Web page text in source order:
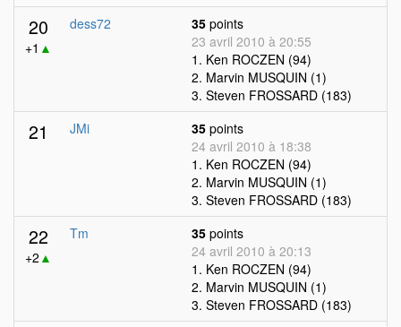
20
+1 ▲
dess72 35 points
23 avril 2010 à 20:55
1. Ken ROCZEN (94)
2. Marvin MUSQUIN (1)
3. Steven FROSSARD (183)
21 JMi 35 points
24 avril 2010 à 18:38
1. Ken ROCZEN (94)
2. Marvin MUSQUIN (1)
3. Steven FROSSARD (183)
22
+2 ▲
Tm 35 points
24 avril 2010 à 20:13
1. Ken ROCZEN (94)
2. Marvin MUSQUIN (1)
3. Steven FROSSARD (183)